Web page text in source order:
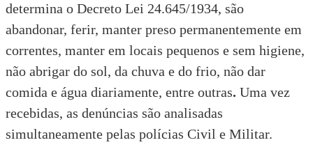
determina o Decreto Lei 24.645/1934, são
abandonar, ferir, manter preso permanentemente em
correntes, manter em locais pequenos e sem higiene,
não abrigar do sol, da chuva e do frio, não dar
comida e água diariamente, entre outras. Uma vez
recebidas, as denúncias são analisadas
simultaneamente pelas polícias Civil e Militar.